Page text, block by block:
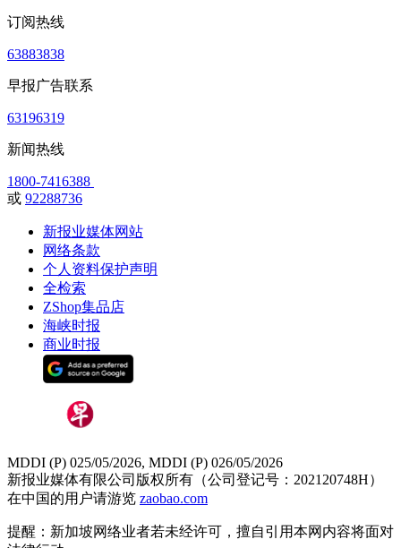
订阅热线
63883838
早报广告联系
63196319
新闻热线
1800-7416388
或 92288736
新报业媒体网站
网络条款
个人资料保护声明
全检索
ZShop集品店
海峡时报
商业时报
MDDI (P) 025/05/2026, MDDI (P) 026/05/2026
新报业媒体有限公司版权所有（公司登记号：202120748H）
在中国的用户请游览 zaobao.com
提醒：新加坡网络业者若未经许可，擅自引用本网内容将面对